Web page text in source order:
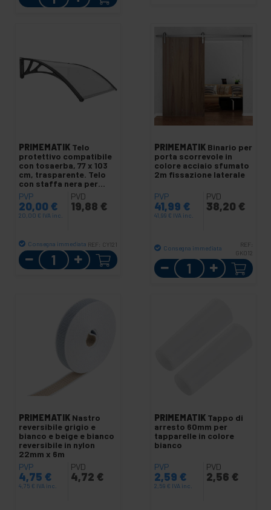
PRIMEMATIK Telo
protettivo compatibile
con tosaerba, 77 x 103
cm, trasparente. Telo
con staffa nera per
montaggio a pavimento
o a parete.
PVP
20,00 €
20,00 € IVA inc.
PVD
19,88 €
Consegna immediata REF: CY121
Quantità
PRIMEMATIK Binario per
porta scorrevole in
colore acciaio sfumato
2m fissazione laterale
PVP
41,99 €
41,99 € IVA inc.
PVD
38,20 €
Consegna immediata
REF:
GK012
Quantità
PRIMEMATIK Nastro
reversibile grigio e
bianco e beige e bianco
reversibile in nylon
22mm x 6m
PVP
4,75 €
4,75 € IVA inc.
PVD
4,72 €
PRIMEMATIK Tappo di
arresto 60mm per
tapparelle in colore
bianco
PVP
2,59 €
2,59 € IVA inc.
PVD
2,56 €